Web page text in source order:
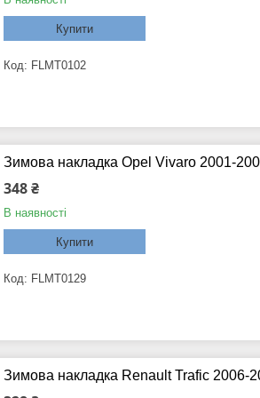
Купити
FLMT0102
Зимова накладка Opel Vivaro 2001-
348 ₴
В наявності
Купити
FLMT0129
Зимова накладка Renault Trafic 2006-